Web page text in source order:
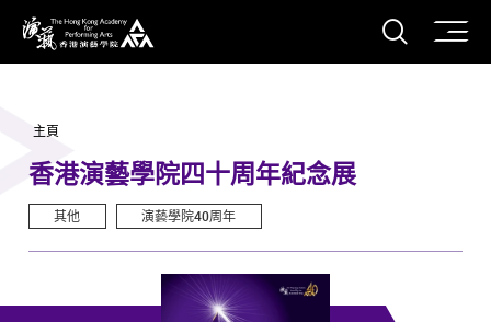
香港演藝學院
打開
主頁
香港演藝學院四十周年紀念展
其他 演藝學院40周年